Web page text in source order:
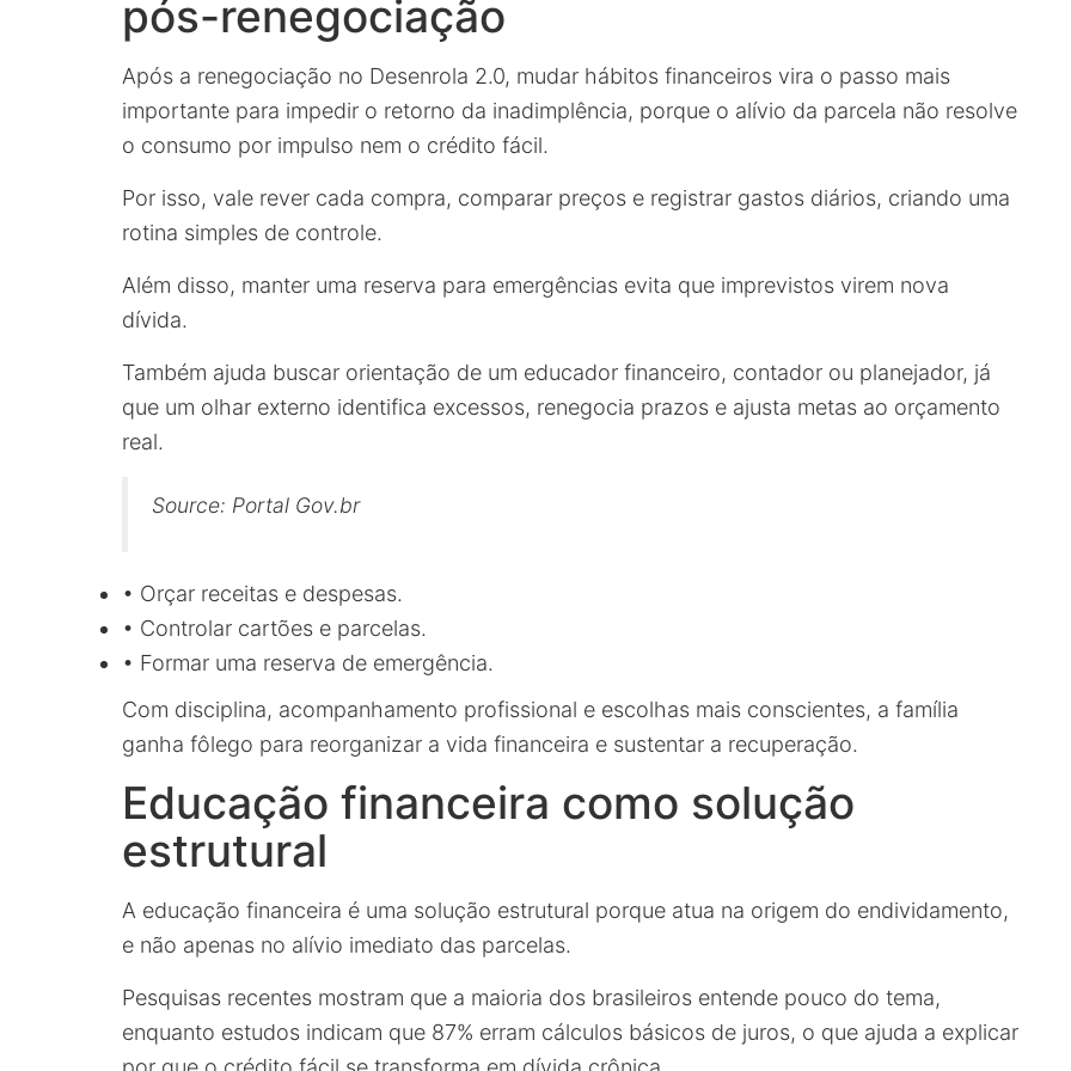
pós-renegociação
Após a renegociação no Desenrola 2.0, mudar hábitos financeiros vira o passo mais
importante para impedir o retorno da inadimplência, porque o alívio da parcela não resolve
o consumo por impulso nem o crédito fácil.
Por isso, vale rever cada compra, comparar preços e registrar gastos diários, criando uma
rotina simples de controle.
Além disso, manter uma reserva para emergências evita que imprevistos virem nova
dívida.
Também ajuda buscar orientação de um educador financeiro, contador ou planejador, já
que um olhar externo identifica excessos, renegocia prazos e ajusta metas ao orçamento
real.
Source: Portal Gov.br
• Orçar receitas e despesas.
• Controlar cartões e parcelas.
• Formar uma reserva de emergência.
Com disciplina, acompanhamento profissional e escolhas mais conscientes, a família
ganha fôlego para reorganizar a vida financeira e sustentar a recuperação.
Educação financeira como solução
estrutural
A educação financeira é uma solução estrutural porque atua na origem do endividamento,
e não apenas no alívio imediato das parcelas.
Pesquisas recentes mostram que a maioria dos brasileiros entende pouco do tema,
enquanto estudos indicam que 87% erram cálculos básicos de juros, o que ajuda a explicar